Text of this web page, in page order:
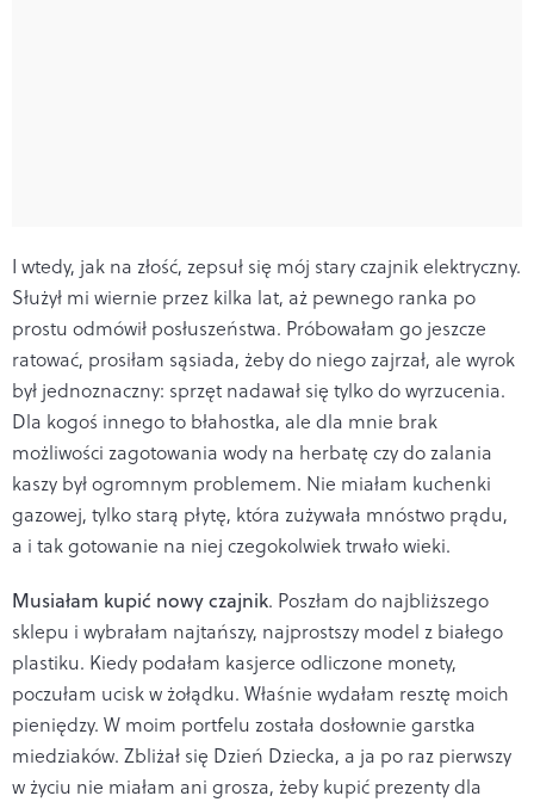
I wtedy, jak na złość, zepsuł się mój stary czajnik elektryczny.
Służył mi wiernie przez kilka lat, aż pewnego ranka po
prostu odmówił posłuszeństwa. Próbowałam go jeszcze
ratować, prosiłam sąsiada, żeby do niego zajrzał, ale wyrok
był jednoznaczny: sprzęt nadawał się tylko do wyrzucenia.
Dla kogoś innego to błahostka, ale dla mnie brak
możliwości zagotowania wody na herbatę czy do zalania
kaszy był ogromnym problemem. Nie miałam kuchenki
gazowej, tylko starą płytę, która zużywała mnóstwo prądu,
a i tak gotowanie na niej czegokolwiek trwało wieki.
Musiałam kupić nowy czajnik. Poszłam do najbliższego
sklepu i wybrałam najtańszy, najprostszy model z białego
plastiku. Kiedy podałam kasjerce odliczone monety,
poczułam ucisk w żołądku. Właśnie wydałam resztę moich
pieniędzy. W moim portfelu została dosłownie garstka
miedziaków. Zbliżał się Dzień Dziecka, a ja po raz pierwszy
w życiu nie miałam ani grosza, żeby kupić prezenty dla